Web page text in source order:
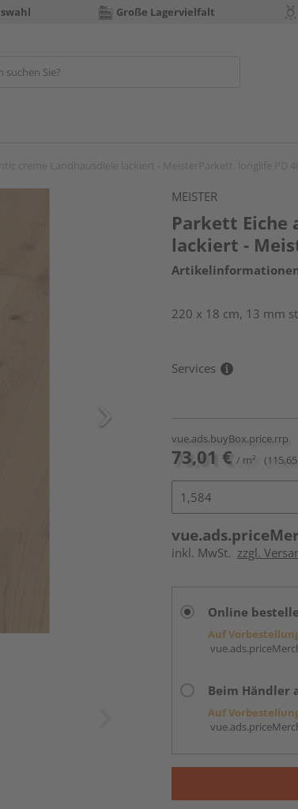
Große Lagervielfalt
MEISTER
Parkett Eiche
lackiert -
220 x 18 cm, 13 mm
Services
vue.ads.buyBox.price.rrp
73,01 € / m²
inkl. MwSt. zzgl.
Online
Auf
Beim Händler
Auf